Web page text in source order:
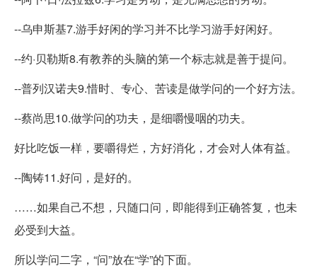
--乌申斯基7.游手好闲的学习并不比学习游手好闲好。
--约·贝勒斯8.有教养的头脑的第一个标志就是善于提问。
--普列汉诺夫9.惜时、专心、苦读是做学问的一个好方法。
--蔡尚思10.做学问的功夫，是细嚼慢咽的功夫。
好比吃饭一样，要嚼得烂，方好消化，才会对人体有益。
--陶铸11.好问，是好的。
……如果自己不想，只随口问，即能得到正确答复，也未
必受到大益。
所以学问二字，“问”放在“学”的下面。